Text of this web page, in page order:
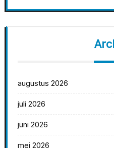
augustus 2026
juli 2026
juni 2026
mei 2026